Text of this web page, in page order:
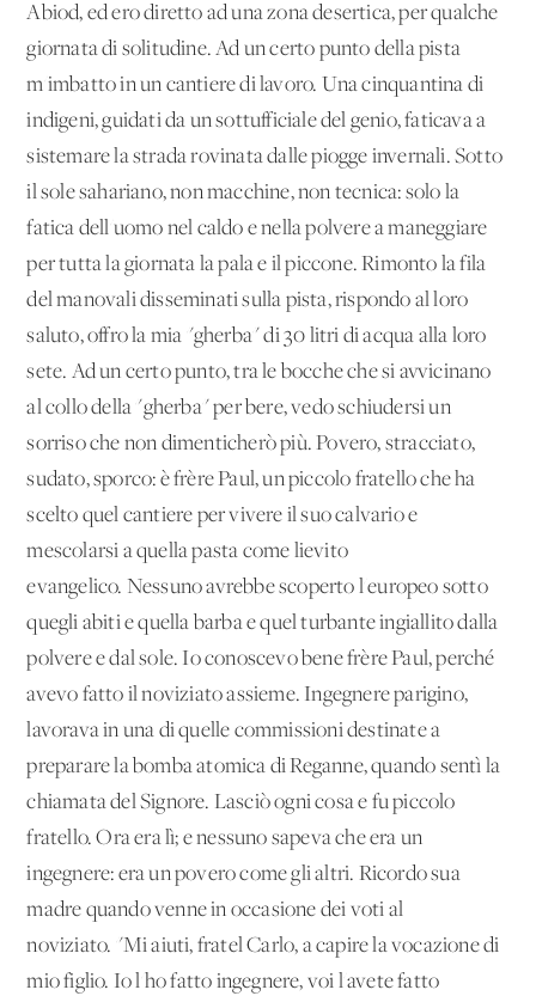
Abiod, ed ero diretto ad una zona desertica, per qualche
giornata di solitudine. Ad un certo punto della pista
m'imbatto in un cantiere di lavoro. Una cinquantina di
indigeni, guidati da un sottufficiale del genio, faticava a
sistemare la strada rovinata dalle piogge invernali. Sotto
il sole sahariano, non macchine, non tecnica: solo la
fatica dell'uomo nel caldo e nella polvere a maneggiare
per tutta la giornata la pala e il piccone. Rimonto la fila
del manovali disseminati sulla pista, rispondo al loro
saluto, offro la mia "gherba" di 30 litri di acqua alla loro
sete. Ad un certo punto, tra le bocche che si avvicinano
al collo della "gherba" per bere, vedo schiudersi un
sorriso che non dimenticherò più. Povero, stracciato,
sudato, sporco: è frère Paul, un piccolo fratello che ha
scelto quel cantiere per vivere il suo calvario e
mescolarsi a quella pasta come lievito
evangelico. Nessuno avrebbe scoperto l'europeo sotto
quegli abiti e quella barba e quel turbante ingiallito dalla
polvere e dal sole. Io conoscevo bene frère Paul, perché
avevo fatto il noviziato assieme. Ingegnere parigino,
lavorava in una di quelle commissioni destinate a
preparare la bomba atomica di Reganne, quando sentì la
chiamata del Signore. Lasciò ogni cosa e fu piccolo
fratello. Ora era lì; e nessuno sapeva che era un
ingegnere: era un povero come gli altri. Ricordo sua
madre quando venne in occasione dei voti al
noviziato. "Mi aiuti, fratel Carlo, a capire la vocazione di
mio figlio. Io l'ho fatto ingegnere, voi l'avete fatto